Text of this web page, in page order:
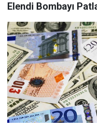
Elendi Bombayı